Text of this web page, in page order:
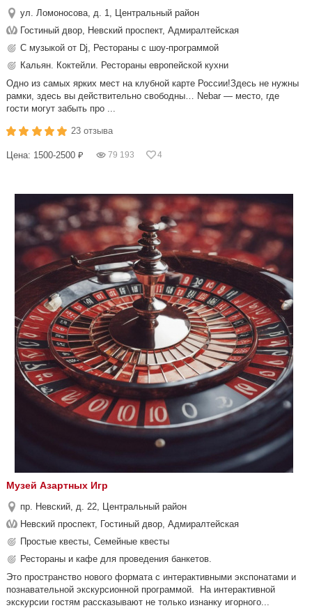
ул. Ломоносова, д. 1, Центральный район
Гостиный двор, Невский проспект, Адмиралтейская
С музыкой от Dj, Рестораны с шоу-программой
Кальян. Коктейли. Рестораны европейской кухни
Одно из самых ярких мест на клубной карте России!Здесь не нужны
рамки, здесь вы действительно свободны… Nebar — место, где
гости могут забыть про ...
23 отзыва
Цена: 1500-2500 ₽ 79 193 4
Музей Азартных Игр
пр. Невский, д. 22, Центральный район
Невский проспект, Гостиный двор, Адмиралтейская
Простые квесты, Семейные квесты
Рестораны и кафе для проведения банкетов.
Это пространство нового формата с интерактивными экспонатами и
познавательной экскурсионной программой. На интерактивной
экскурсии гостям рассказывают не только изнанку игорного...